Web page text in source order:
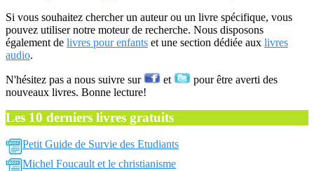
Si vous souhaitez chercher un auteur ou un livre spécifique, vous
pouvez utiliser notre moteur de recherche. Nous disposons
également de livres pour enfants et une section dédiée aux livres
audio.
N'hésitez pas a nous suivre sur et
pour être averti des
nouveaux livres. Bonne lecture!
Les 10 derniers livres gratuits
Petit Guide de Survie des Etudiants
Michel Foucault et le christianisme